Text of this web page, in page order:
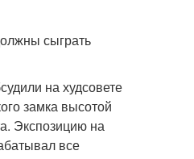
сыграть
на худсовете
замка высотой
Экспозицию на
все